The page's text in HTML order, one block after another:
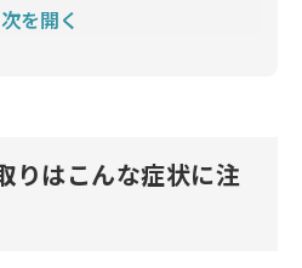
われる場合の対処法
を開く
はこんな症状に注